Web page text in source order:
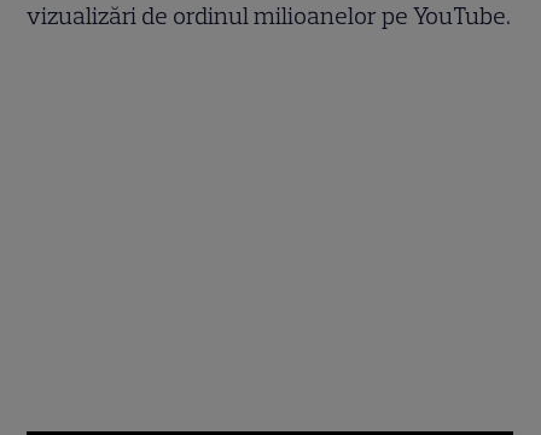
vizualizări de ordinul milioanelor pe YouTube.